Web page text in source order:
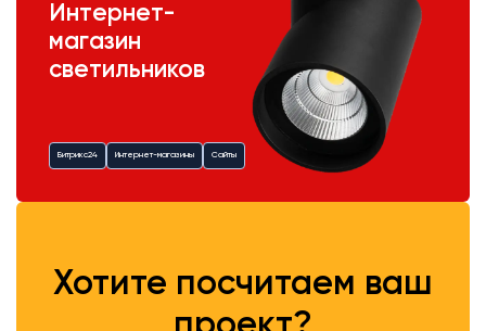
Интернет-
магазин
светильников
Битрикс24 Интернет-магазины Сайты
Хотите посчитаем ваш